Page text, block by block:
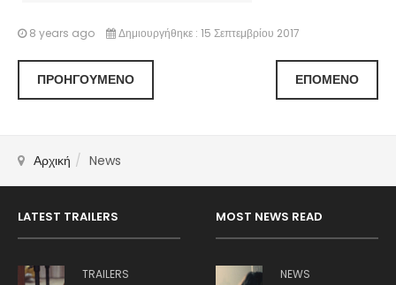
8 years ago Δημιουργήθηκε : 15 Σεπτεμβρίου 2017
ΠΡΟΗΓΟΎΜΕΝΟ ΕΠΌΜΕΝΟ
Αρχική News
LATEST TRAILERS
TRAILERS
MOST NEWS READ
NEWS